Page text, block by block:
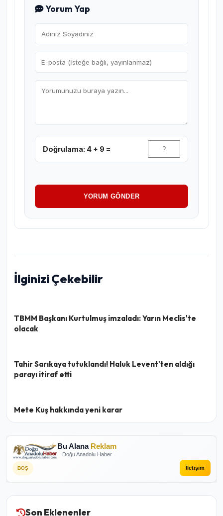
Yorum Yap
Doğrulama: 4 + 9 =
YORUM GÖNDER
İlginizi Çekebilir
TBMM Başkanı Kurtulmuş imzaladı: Yarın Meclis'te
olacak
Tahir Sarıkaya tutuklandı! Haluk Levent'ten aldığı
parayı itiraf etti
Mete Kuş hakkında yeni karar
Bu Alana Reklam
Doğu Anadolu Haber
BOŞ İletişim
Son Eklenenler